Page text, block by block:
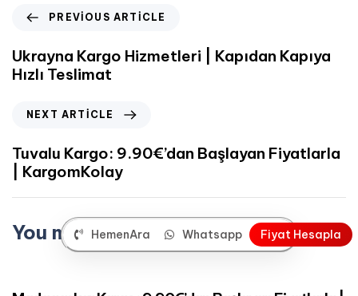
HemenAra Whatsapp Fiyat Hesapla
PREVIOUS ARTICLE
Ukrayna Kargo Hizmetleri | Kapıdan Kapıya
Hızlı Teslimat
NEXT ARTICLE
Tuvalu Kargo: 9.90€’dan Başlayan Fiyatlarla
| KargomKolay
You may also like